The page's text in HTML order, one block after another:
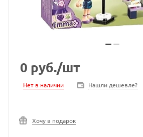
0 руб./шт
Нет в наличии Нашли дешевле?
Хочу в подарок